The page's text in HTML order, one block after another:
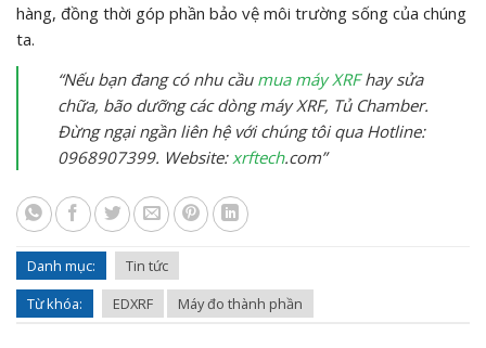
hàng, đồng thời góp phần bảo vệ môi trường sống của chúng
ta.
“Nếu bạn đang có nhu cầu mua máy XRFhay sửa
chữa, bão dưỡng các dòng máy XRF, Tủ Chamber.
Đừng ngại ngần liên hệ với chúng tôi qua Hotline:
0968907399. Website: xrftech.com”
Danh mục:
Tin tức
Từ khóa:
EDXRF Máy đo thành phần